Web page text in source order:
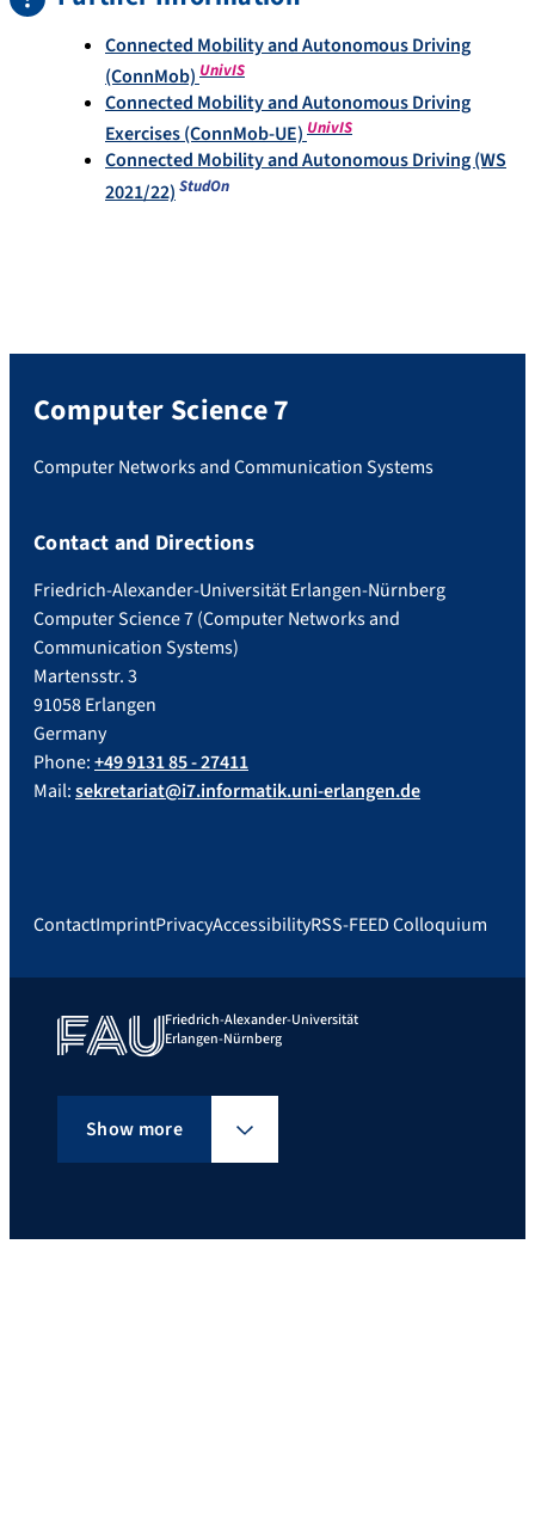
Connected Mobility and Autonomous Driving
(ConnMob) UnivIS
Connected Mobility and Autonomous Driving
Exercises (ConnMob-UE) UnivIS
Connected Mobility and Autonomous Driving (WS
2021/22) StudOn
Computer Science 7
Computer Networks and Communication Systems
Contact and Directions
Friedrich-Alexander-Universität Erlangen-Nürnberg
Computer Science 7 (Computer Networks and
Communication Systems)
Martensstr. 3
91058 Erlangen
Germany
Phone:+49 9131 85 - 27411
Mail:sekretariat@i7.informatik.uni-erlangen.de
ContactImprintPrivacyAccessibilityRSS-FEED Colloquium
Friedrich-Alexander-Universität
Erlangen-Nürnberg
Show more